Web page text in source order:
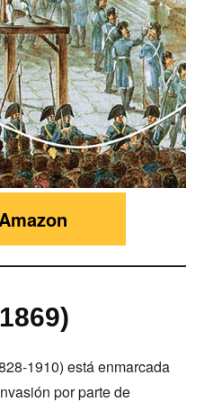
1910) está enmarcada
por parte de